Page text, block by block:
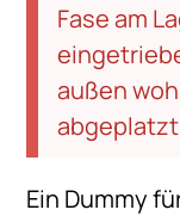
Fase am
außen
Ein Dummy